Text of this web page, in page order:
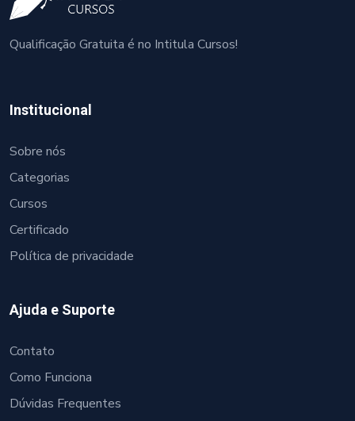
Qualificação Gratuita é no Intitula Cursos!
Institucional
Sobre nós
Categorias
Cursos
Certificado
Política de privacidade
Ajuda e Suporte
Contato
Como Funciona
Dúvidas Frequentes